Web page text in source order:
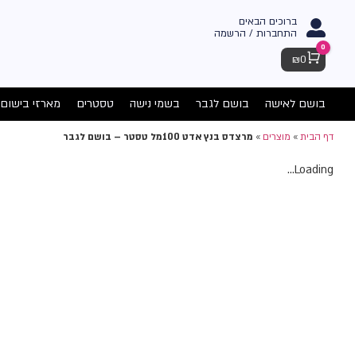
ברוכים הבאים
התחברות / הרשמה
Cart
0
₪0
בושם לאישה בושם לגבר בשמי נישה טסטרים מארזי בישום
דף הבית» מוצרים» מרצדס בנץ אדט 100מל טסטר – בושם לגבר
Loading...